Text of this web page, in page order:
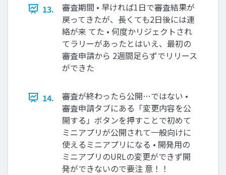
13.
審査期間 • 早ければ1日で審査結果が
戻ってきたが、長くても2日後には連
絡が来 てた • 何度かリジェクトされ
てラリーがあったとはいえ、最初の
審査申請から 2週間足らずでリリース
ができた
14.
審査が終わったら公開…ではない •
審査申請タブにある「変更内容を公
開する」ボタンを押すことで初めて
ミニアプリが公開されて一般向けに
使えるミニアプリになる • 開発用の
ミニアプリのURLの変更ができず開
発ができないので要注 意！！